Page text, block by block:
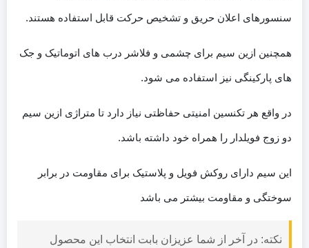
سنسورهای اعلان حریق و تشخیص حرکت قابل استفاده هستند.
همچنین ازین سیم برای چشمی و فلاشر درب های اتوماتیک و جک
های پارکینگی نیز استفاده می شود.
در واقع هر تکنسین امنیتی حفاظتی نیاز دارد تا متراژی ازین سیم
دو زوج فویلدار را همراه خود داشته باشد.
این سیم دارای روکش فویل و پلاستیک برای مقاومت در برابر
سوختگی و مقاومت بیشتر می باشد
نکته: در آخر از شما عزیزان بابت انتخاب این محصول